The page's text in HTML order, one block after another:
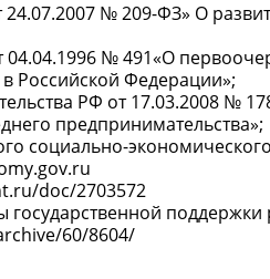
№ 209-ФЗ» О
04.04.1996 № 491«О
Российской Федерации»;
РФ от 17.03.2008 №
предпринимательства»;
социально-
doc/2703572
государственной
60/8604/